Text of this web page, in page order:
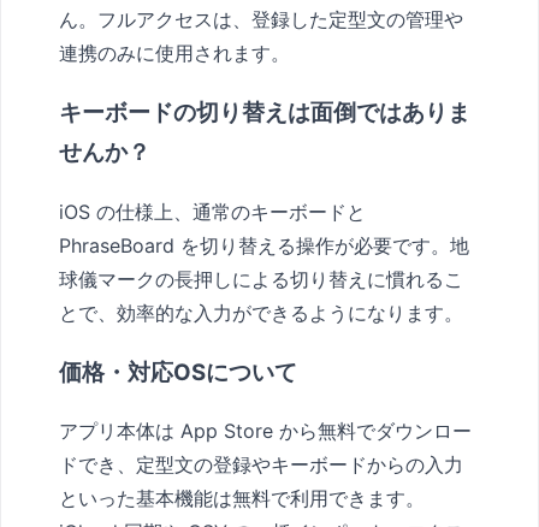
ん。フルアクセスは、登録した定型文の管理や
連携のみに使用されます。
キーボードの切り替えは面倒ではありま
せんか？
iOS の仕様上、通常のキーボードと
PhraseBoard を切り替える操作が必要です。地
球儀マークの長押しによる切り替えに慣れるこ
とで、効率的な入力ができるようになります。
価格・対応OSについて
アプリ本体は App Store から無料でダウンロー
ドでき、定型文の登録やキーボードからの入力
といった基本機能は無料で利用できます。